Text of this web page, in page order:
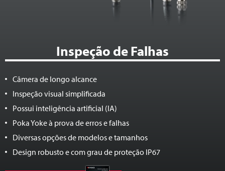
Inspeção de Falhas
Câmera de longo alcance
Inspeção visual simplificada
Possui inteligência artificial (IA)
Poka Yoke à prova de erros e falhas
Diversas opções de modelos e tamanhos
Design robusto e com grau de proteção IP67